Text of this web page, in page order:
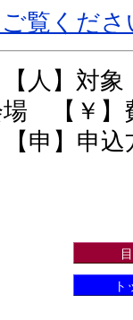
覧くださ
【人】対
場 【￥
【申】申
ト